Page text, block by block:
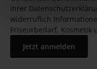
Ihrer
widerruflich
Friseurbedarf, Kosmetik
Jetzt anmelden